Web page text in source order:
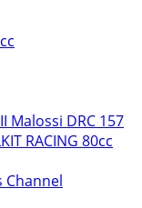
Malossi DRC 157
RACING 80cc
Channel